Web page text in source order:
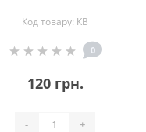
Код товару: КВ
0
120 грн.
- +